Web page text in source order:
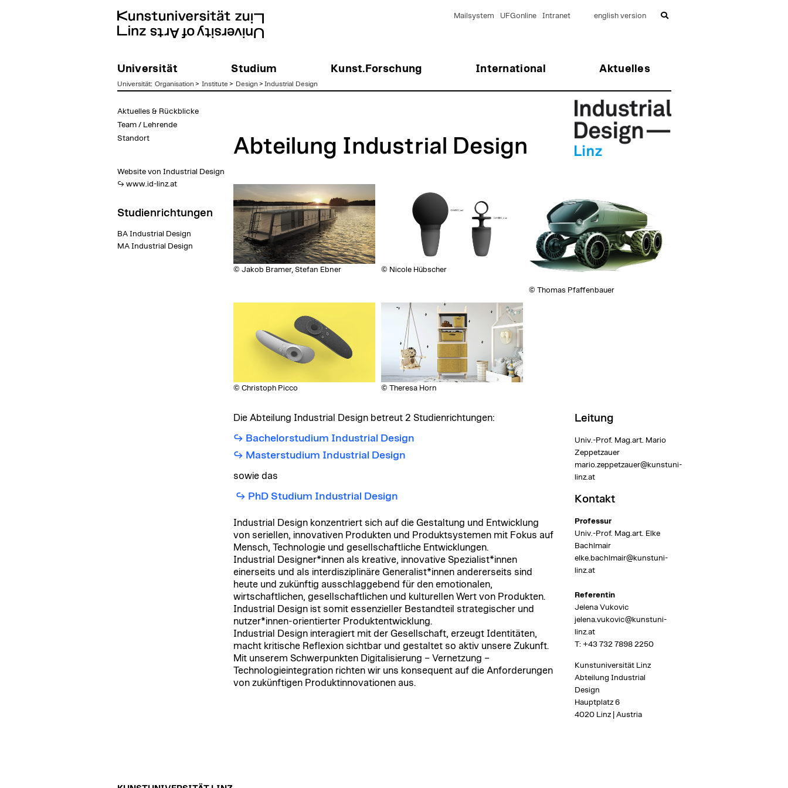
Universität Studium Kunst.Forschung International Aktuelles
Mailsystem UFGonline Intranet english version
Universität: Organisation > Institute > Design > Industrial Design
Aktuelles & Rückblicke
Team / Lehrende
Standort
Website von Industrial Design
www.id-linz.at
Studienrichtungen
BA Industrial Design
MA Industrial Design
Abteilung Industrial Design
© Jakob Bramer, Stefan Ebner © Nicole Hübscher
© Thomas Pfaffenbauer
© Christoph Picco © Theresa Horn
Die Abteilung Industrial Design betreut 2 Studienrichtungen:
Bachelorstudium Industrial Design
Masterstudium Industrial Design
sowie das
PhD Studium Industrial Design
Industrial Design konzentriert sich auf die Gestaltung und Entwicklung
von seriellen, innovativen Produkten und Produktsystemen mit Fokus auf
Mensch, Technologie und gesellschaftliche Entwicklungen.
Industrial Designer*innen als kreative, innovative Spezialist*innen
einerseits und als interdisziplinäre Generalist*innen andererseits sind
heute und zukünftig ausschlaggebend für den emotionalen,
wirtschaftlichen, gesellschaftlichen und kulturellen Wert von Produkten.
Industrial Design ist somit essenzieller Bestandteil strategischer und
nutzer*innen-orientierter Produktentwicklung.
Industrial Design interagiert mit der Gesellschaft, erzeugt Identitäten,
macht kritische Reflexion sichtbar und gestaltet so aktiv unsere Zukunft.
Mit unserem Schwerpunkten Digitalisierung – Vernetzung –
Technologieintegration richten wir uns konsequent auf die Anforderungen
von zukünftigen Produktinnovationen aus.
Leitung
Univ.-Prof. Mag.art. Mario
Zeppetzauer
mario.zeppetzauer@kunstuni-
linz.at
Kontakt
Professur
Univ.-Prof. Mag.art. Elke
Bachlmair
elke.bachlmair@kunstuni-
linz.at
Referentin
Jelena Vukovic
jelena.vukovic@kunstuni-
linz.at
T:+43 732 7898 2250
Kunstuniversität Linz
Abteilung Industrial
Design
Hauptplatz 6
4020 Linz | Austria